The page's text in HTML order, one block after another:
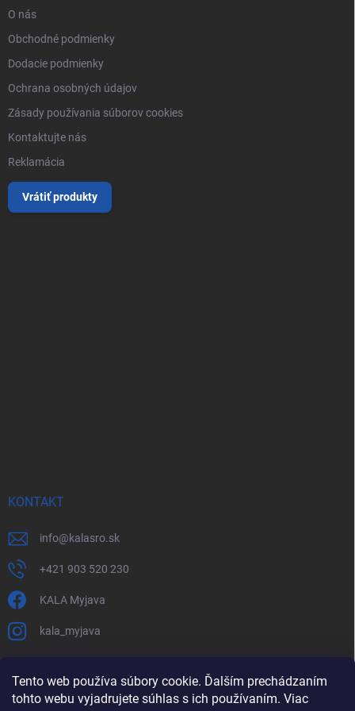
Tento web používa súbory cookie. Ďalším prechádzaním
tohto webu vyjadrujete súhlas s ich používaním. Viac
O nás
Obchodné podmienky
Dodacie podmienky
Ochrana osobných údajov
Zásady používania súborov cookies
Kontaktujte nás
Reklamácia
Vrátiť produkty
KONTAKT
info@kalasro.sk
+421 903 520 230
KALA Myjava
kala_myjava